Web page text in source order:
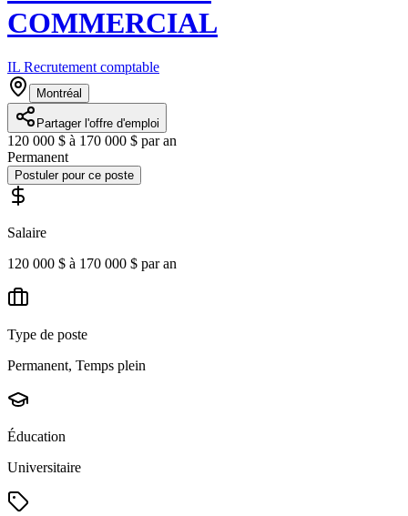
COMMERCIAL
IL Recrutement comptable
Montréal
Partager l'offre d'emploi
120 000 $ à 170 000 $ par an
Permanent
Postuler pour ce poste
Salaire
120 000 $ à 170 000 $ par an
Type de poste
Permanent, Temps plein
Éducation
Universitaire